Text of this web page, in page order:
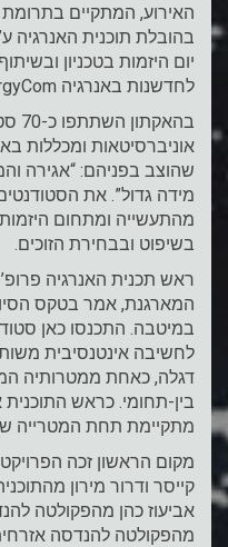
בהובלת תוכנית האנרגיה
לחדשנות באנרגיה EnergyCom.
אוניברסיטאות ומכללות
שהוצב בפניהם: “אגירה
בשיפוט ובבחירת הזוכים.
ראש תכנית האנרגיה
המארגנת, אמר בטקס
במיטבה. התכנסו כאן
לחשיבה אינטנסיבית
דגלה, כאחת ממטרותיה
בין-תחומי. כראש התוכנית
מתקיימת תחת המטרייה
קייסר ודרור מירון
אביעוז כהן מהפקולטה
מהפקולטה להנדסה